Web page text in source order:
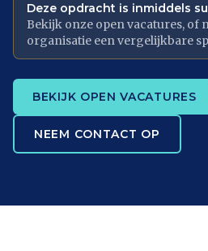
Deze opdracht is inmiddels
Bekijk onze open vacatures, of
organisatie een vergelijkbare
BEKIJK OPEN VACATURES
NEEM CONTACT OP